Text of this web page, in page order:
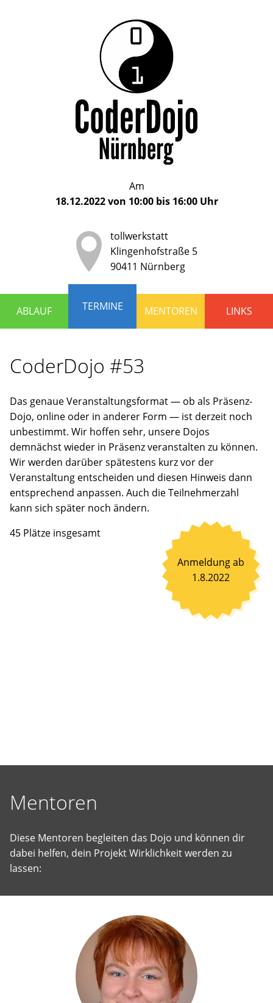
CoderDojo
Nürnberg
Das
CoderDojo
Nürnberg
ein
Club
für
Kinder
und
Jugendliche
Alter
bis
17
Jahren,
lernen
und
haben
wollen.
Mentoren
stehen
bereit,
um
gemeinsam
an
Ideen
zu
selbst
vorgeschlagene
Projekte
Wirklichkeit
Am
18.12.2022von 10:00bis 16:00Uhr
tollwerkstatt
Klingenhofstraße 5
90411 Nürnberg
ABLAUF TERMINE MENTOREN LINKS
CoderDojo #53
Das genaue Veranstaltungsformat — ob als Präsenz-
Dojo, online oder in anderer Form — ist derzeit noch
unbestimmt. Wir hoffen sehr, unsere Dojos
demnächst wieder in Präsenz veranstalten zu können.
Wir werden darüber spätestens kurz vor der
Veranstaltung entscheiden und diesen Hinweis dann
entsprechend anpassen. Auch die Teilnehmerzahl
kann sich später noch ändern.
45 Plätze insgesamt
Anmeldung ab
1.8.2022
Mentoren
Diese Mentoren begleiten das Dojo und können dir
dabei helfen, dein Projekt Wirklichkeit werden zu
lassen: